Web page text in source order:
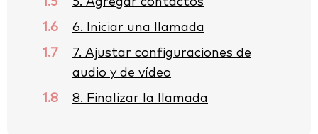
1.6
6. Iniciar una llamada
1.7
7. Ajustar configuraciones de
audio y de vídeo
1.8
8. Finalizar la llamada